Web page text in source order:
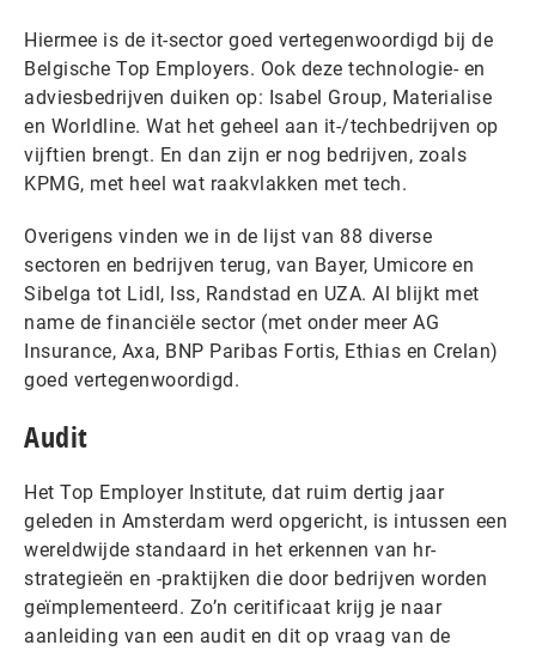
Hiermee is de it-sector goed vertegenwoordigd bij de
Belgische Top Employers. Ook deze technologie- en
adviesbedrijven duiken op: Isabel Group, Materialise
en Worldline. Wat het geheel aan it-/techbedrijven op
vijftien brengt. En dan zijn er nog bedrijven, zoals
KPMG, met heel wat raakvlakken met tech.
Overigens vinden we in de lijst van 88 diverse
sectoren en bedrijven terug, van Bayer, Umicore en
Sibelga tot Lidl, Iss, Randstad en UZA. Al blijkt met
name de financiële sector (met onder meer AG
Insurance, Axa, BNP Paribas Fortis, Ethias en Crelan)
goed vertegenwoordigd.
Audit
Het Top Employer Institute, dat ruim dertig jaar
geleden in Amsterdam werd opgericht, is intussen een
wereldwijde standaard in het erkennen van hr-
strategieën en -praktijken die door bedrijven worden
geïmplementeerd. Zo’n ceritificaat krijg je naar
aanleiding van een audit en dit op vraag van de